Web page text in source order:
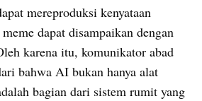
mereproduksi kenyataan
dapat disampaikan dengan
karena itu, komunikator abad
bahwa AI bukan hanya alat
bagian dari sistem rumit yang